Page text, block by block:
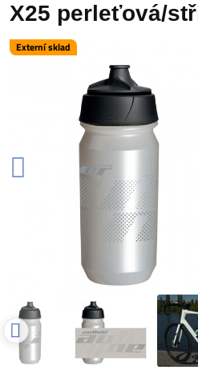
Externí sklad
X25 perleťová/